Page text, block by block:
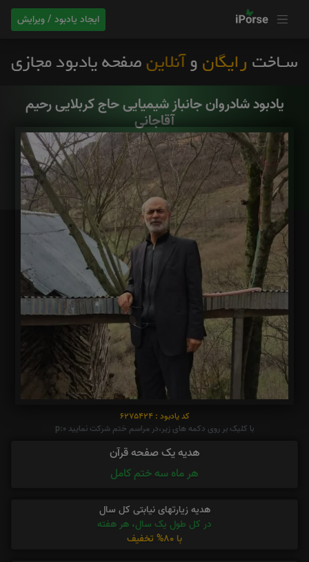
ایجاد یادبود / ویرایش
یادبود شادروان جانباز شیمیایی حاج کربلایی رحیم
آقاجانی
کد یادبود : 6275424
با کلیک بر روی دکمه های زیر،در مراسم ختم شرکت نمایید p:0
هدیه یک صفحه قرآن
هر ماه سه ختم کامل
هدیه زیارتهای نیابتی کل سال
در کل طول یک سال، هر هفته
با 80% تخفیف